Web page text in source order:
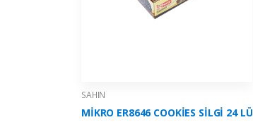
SAHIN
MİKRO ER8646 COOKİES SİLGİ 24 LÜ